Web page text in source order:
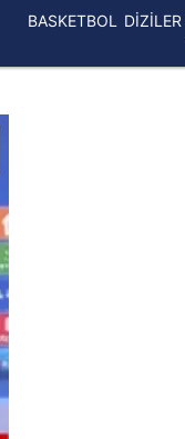
BASKETBOL DİZİLER